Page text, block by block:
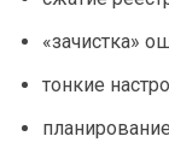
«зачистка»
тонкие